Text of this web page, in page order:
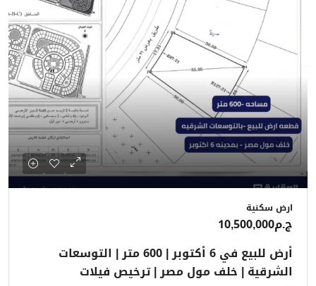
ارض سكنية
ج.م10,500,000
أرض للبيع في 6 أكتوبر | 600 متر | التوسعات
الشرقية | خلف مول مصر | ترخيص فيلات